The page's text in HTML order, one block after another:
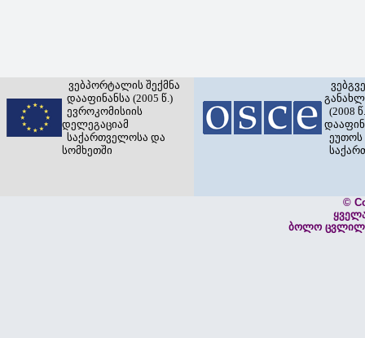
ვებპორტალის შექმნა
დააფინანსა (2005 წ.)
ევროკომისიის
დელეგაციამ
საქართველოსა და
სომხეთში
(2008
ეუთოს
©
ბოლო